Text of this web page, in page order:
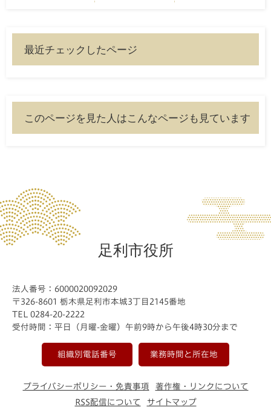
最近チェックしたページ
このページを見た人はこんなページも見ています
足利市役所
法人番号：6000020092029
〒326-8601 栃木県足利市本城3丁目2145番地
TEL 0284-20-2222
受付時間：平日（月曜-金曜）午前9時から午後4時30分まで
組織別電話番号 業務時間と所在地
プライバシーポリシー・免責事項
著作権・リンクについて
RSS配信について
サイトマップ